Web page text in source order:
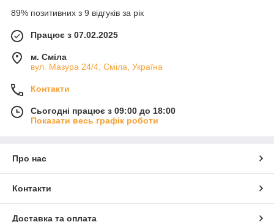
🎉 Часті знижки на комплекти
Подаруйте собі комфортний сон і повноцінний відпочинок
Перший магазин корисних товарів
життя вдома 🏠💖
89% позитивних з 9 відгуків за рік
Працює з 07.02.2025
м. Сміла
вул. Мазура 24/4, Сміла, Україна
Контакти
Сьогодні працює з 09:00 до 18:00
Показати весь графік роботи
Про нас
Контакти
Доставка та оплата